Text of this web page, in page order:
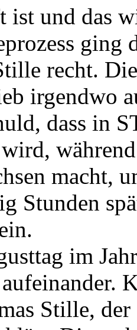
ist und das
ging
recht.
irgendwo
dass in
wird,
macht,
Stunden
im
Stille,